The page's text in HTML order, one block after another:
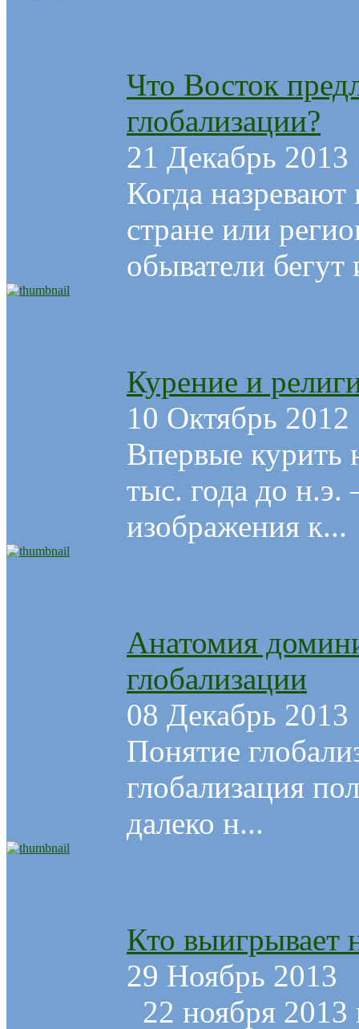
Что Восток
глобализации?
21 Декабрь 2013
Когда
стране или
обыватели бегут
Курение и
10 Октябрь 2012
Впервые курить
тыс. года до
изображения к...
Анатомия
глобализации
08 Декабрь 2013
Понятие
глобализация
далеко н...
Кто выигрывает
29 Ноябрь 2013
22 ноября 2013